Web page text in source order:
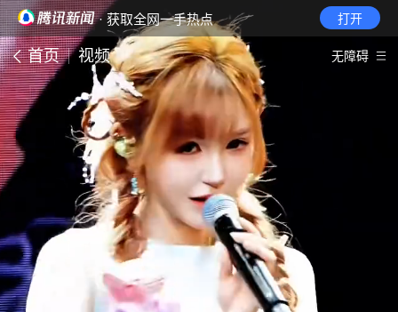
· 获取全网一手热点 打开
首页 视频 无障碍